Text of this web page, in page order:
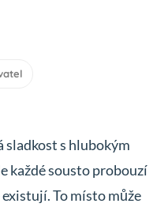
sladkost s hlubokým
každé sousto probouzí
To místo může